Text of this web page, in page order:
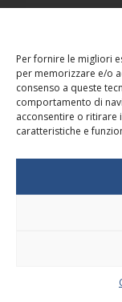
Per fornire le migliori
per memorizzare e/o
consenso a queste
comportamento di
acconsentire o ritirare
caratteristiche e